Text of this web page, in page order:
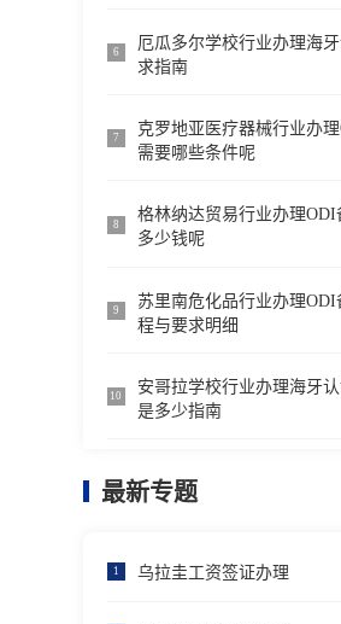
6
厄瓜多尔学校行业办理海
求指南
7
克罗地亚医疗器械行业办
需要哪些条件呢
8
格林纳达贸易行业办理ODI
多少钱呢
9
苏里南危化品行业办理ODI
程与要求明细
10
安哥拉学校行业办理海牙
是多少指南
最新专题
1 乌拉圭工资签证办理